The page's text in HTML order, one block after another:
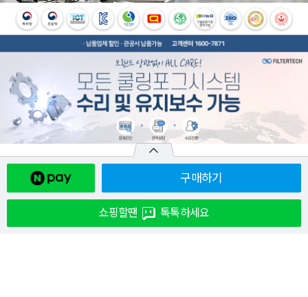
구매하기
쇼핑할땐 톡톡하세요